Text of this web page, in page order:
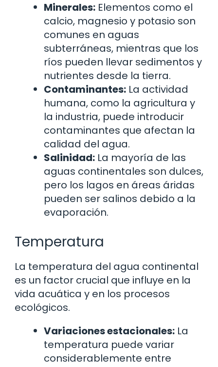
Minerales: Elementos como el
calcio, magnesio y potasio son
comunes en aguas
subterráneas, mientras que los
ríos pueden llevar sedimentos y
nutrientes desde la tierra.
Contaminantes: La actividad
humana, como la agricultura y
la industria, puede introducir
contaminantes que afectan la
calidad del agua.
Salinidad: La mayoría de las
aguas continentales son dulces,
pero los lagos en áreas áridas
pueden ser salinos debido a la
evaporación.
Temperatura
La temperatura del agua continental
es un factor crucial que influye en la
vida acuática y en los procesos
ecológicos.
Variaciones estacionales: La
temperatura puede variar
considerablemente entre